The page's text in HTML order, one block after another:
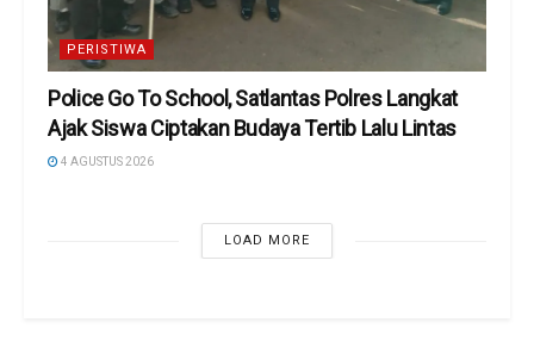
PERISTIWA
Police Go To School, Satlantas Polres Langkat
Ajak Siswa Ciptakan Budaya Tertib Lalu Lintas
4 AGUSTUS 2026
LOAD MORE